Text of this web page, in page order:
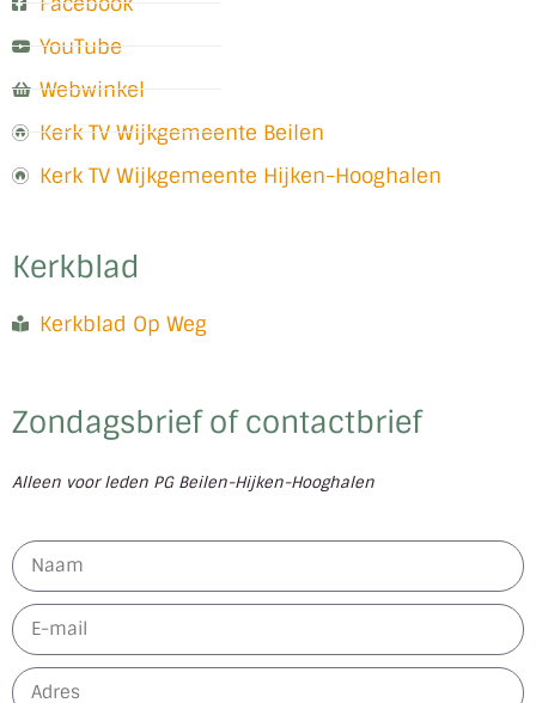
YouTube
Webwinkel
Kerk TV Wijkgemeente Beilen
Kerk TV Wijkgemeente Hijken-Hooghalen
Kerkblad
Kerkblad Op Weg
Zondagsbrief of contactbrief
Alleen voor leden PG Beilen-Hijken-Hooghalen